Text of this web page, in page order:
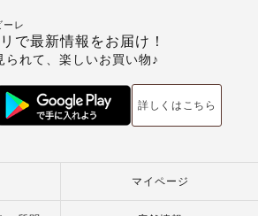
ーレ
で最新情報をお届け！
られて、楽しいお買い物♪
詳しくはこちら
マイページ